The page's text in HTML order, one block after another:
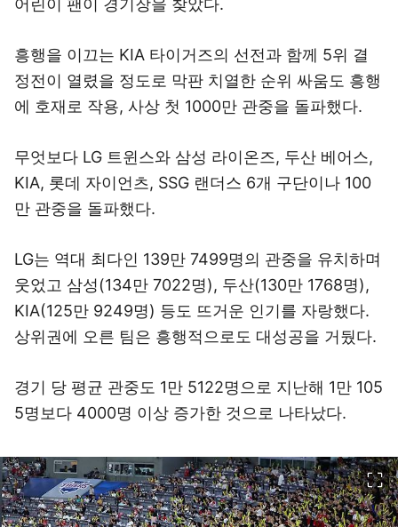
어린이 팬이 경기장을 찾았다.
흥행을 이끄는 KIA 타이거즈의 선전과 함께 5위 결
정전이 열렸을 정도로 막판 치열한 순위 싸움도 흥행
에 호재로 작용, 사상 첫 1000만 관중을 돌파했다.
무엇보다 LG 트윈스와 삼성 라이온즈, 두산 베어스,
KIA, 롯데 자이언츠, SSG 랜더스 6개 구단이나 100
만 관중을 돌파했다.
LG는 역대 최다인 139만 7499명의 관중을 유치하며
웃었고 삼성(134만 7022명), 두산(130만 1768명),
KIA(125만 9249명) 등도 뜨거운 인기를 자랑했다.
상위권에 오른 팀은 흥행적으로도 대성공을 거뒀다.
경기 당 평균 관중도 1만 5122명으로 지난해 1만 105
5명보다 4000명 이상 증가한 것으로 나타났다.